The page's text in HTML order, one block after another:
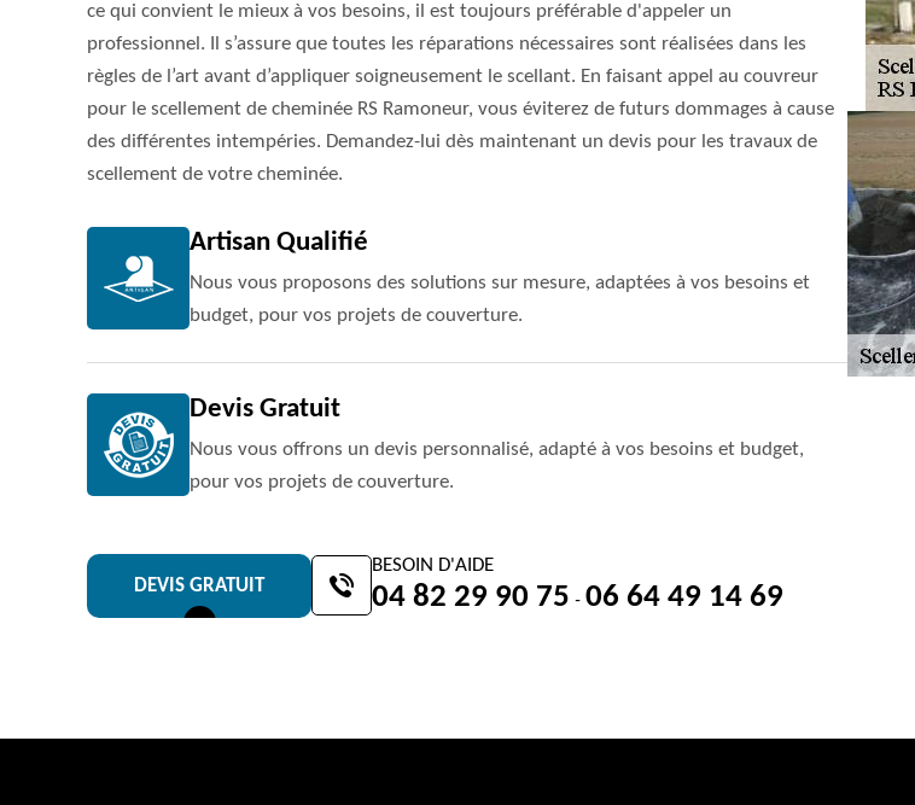
ce qui convient le mieux à vos besoins, il est toujours préférable d'appeler un
professionnel. Il s’assure que toutes les réparations nécessaires sont réalisées dans les
règles de l’art avant d’appliquer soigneusement le scellant. En faisant appel au couvreur
pour le scellement de cheminée RS Ramoneur, vous éviterez de futurs dommages à cause
des différentes intempéries. Demandez-lui dès maintenant un devis pour les travaux de
scellement de votre cheminée.
Artisan Qualifié
Nous vous proposons des solutions sur mesure, adaptées à vos besoins et
budget, pour vos projets de couverture.
Devis Gratuit
Nous vous offrons un devis personnalisé, adapté à vos besoins et budget,
pour vos projets de couverture.
DEVIS GRATUIT
BESOIN D'AIDE
04 82 29 90 75 - 06 64 49 14 69